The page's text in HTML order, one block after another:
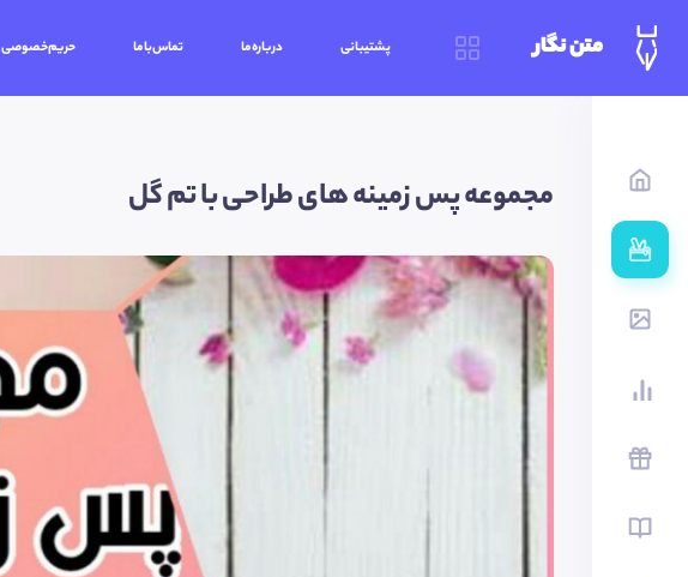
متن نگار پشتیبانی درباره‌ما تماس‌باما حریم‌خصوصی
مجموعه پس زمینه های طراحی با تم گل